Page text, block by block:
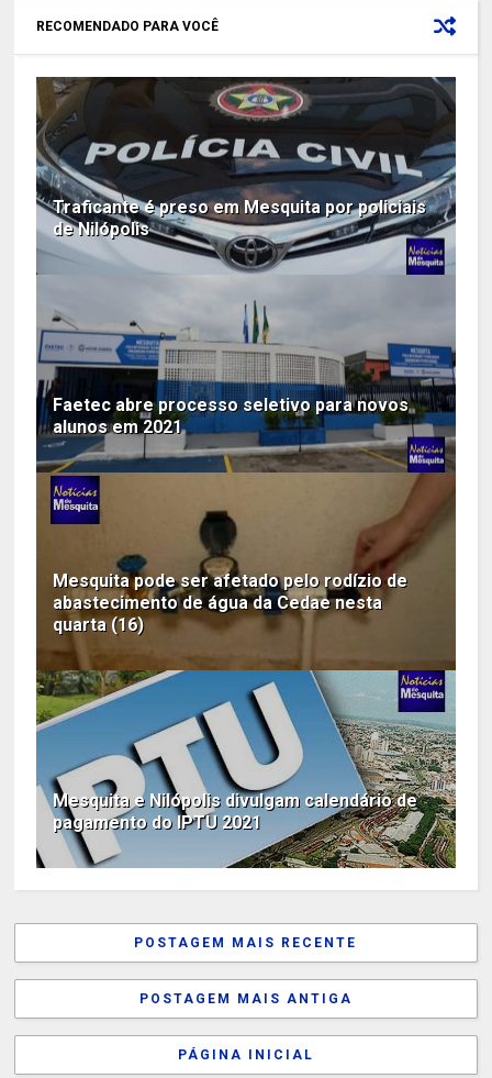
RECOMENDADO PARA VOCÊ
Traficante é preso em Mesquita por policiais
de Nilópolis
Faetec abre processo seletivo para novos
alunos em 2021
Mesquita pode ser afetado pelo rodízio de
abastecimento de água da Cedae nesta
quarta (16)
Mesquita e Nilópolis divulgam calendário de
pagamento do IPTU 2021
POSTAGEM MAIS RECENTE
POSTAGEM MAIS ANTIGA
PÁGINA INICIAL